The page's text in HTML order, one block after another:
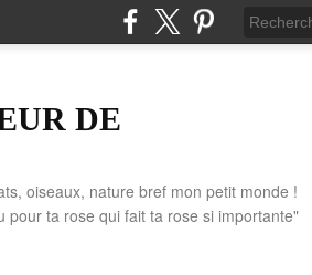
DE
oiseaux, nature bref mon petit monde !
pour ta rose qui fait ta rose si importante"